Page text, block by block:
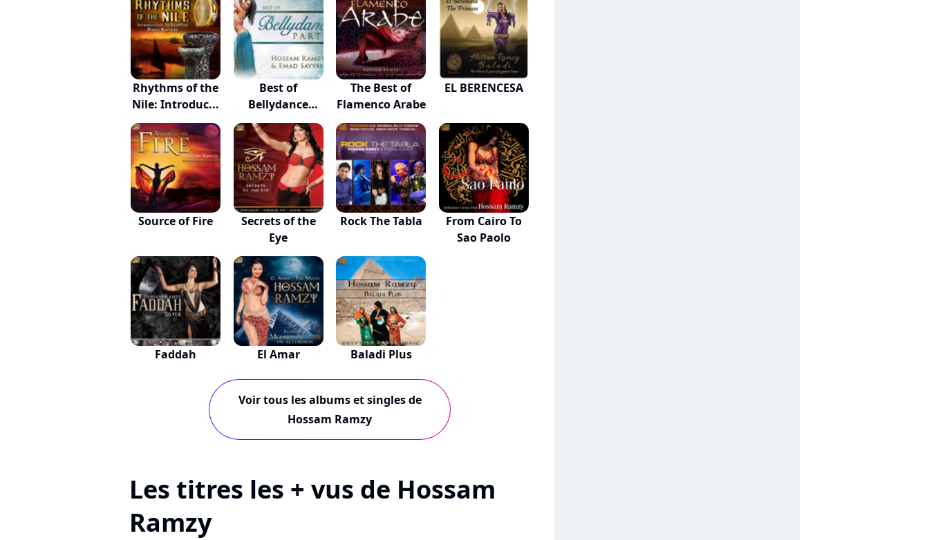
Rhythms of the
Nile: Introduc...
Best of
Bellydance
Party
The Best of
Flamenco Arabe
EL BERENCESA
Source of Fire
Secrets of the
Eye
Rock The Tabla
From Cairo To
Sao Paolo
Faddah El Amar Baladi Plus
Voir tous les albums et singles de
Hossam Ramzy
Les titres les + vus de Hossam
Ramzy